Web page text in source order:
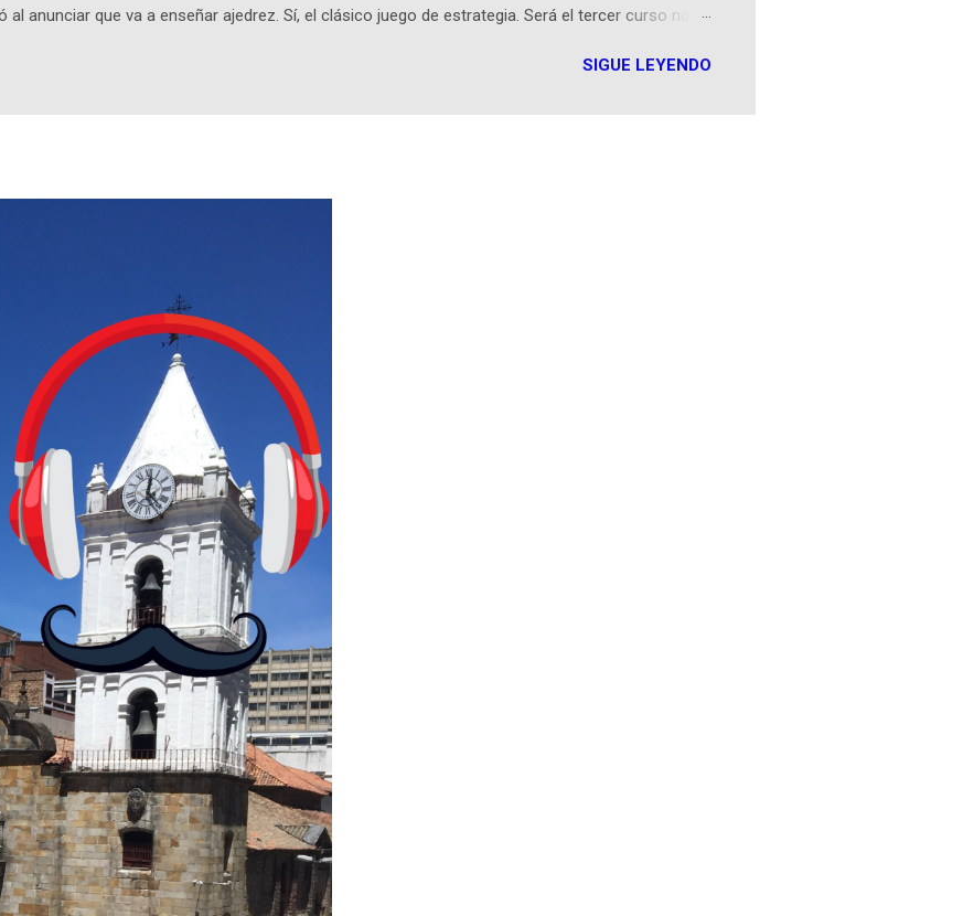
al anunciar que va a enseñar ajedrez. Sí, el clásico juego de estrategia. Será el tercer curso no
en inglés. Los usuarios aprenderán desde lo más básico, como mover un alfil, hasta jugar
y ayudas visuales. ¿Será posible que una app que antes nos enseñó francés, ahora nos
SIGUE LEYENDO